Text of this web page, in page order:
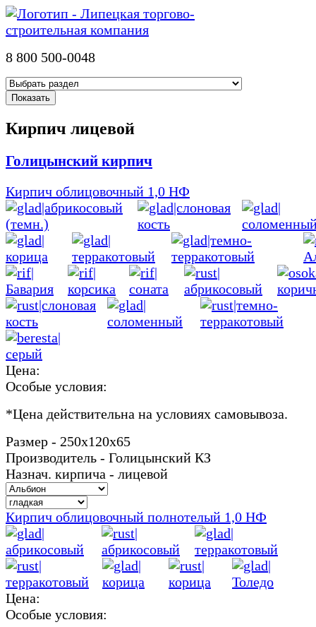
8 800 500-0048
Кирпич лицевой
Голицынский кирпич
Кирпич облицовочный 1,0 НФ
Цена:
Особые условия:
*Цена действительна на условиях самовывоза.
Размер - 250х120х65
Производитель - Голицынский КЗ
Назнач. кирпича - лицевой
Кирпич облицовочный полнотелый 1,0 НФ
Цена:
Особые условия: